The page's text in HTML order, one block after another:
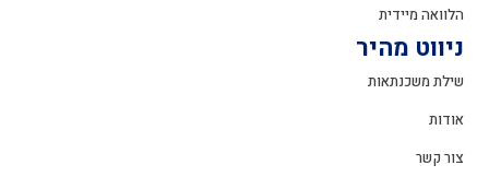
הלוואה מיידית
ניווט מהיר
שילת משכנתאות
אודות
צור קשר